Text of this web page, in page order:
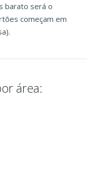
barato será o
começam em
área: